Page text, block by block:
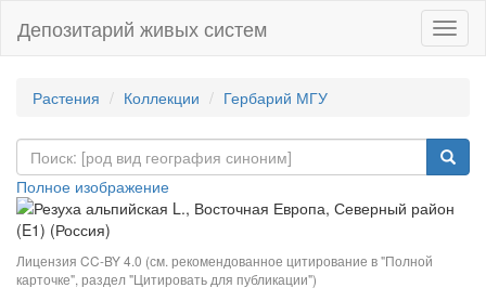
Депозитарий живых систем
Растения Коллекции Гербарий МГУ
Полное изображение
Лицензия CC-BY 4.0 (см. рекомендованное цитирование в "Полной
карточке", раздел "Цитировать для публикации")